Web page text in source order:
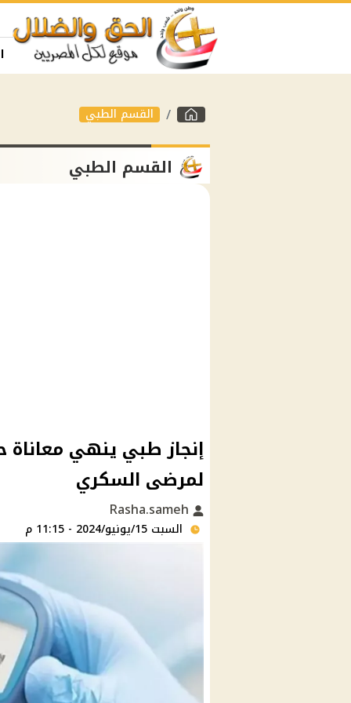
القسم الطبي
القسم الطبي
إنجاز طبي ينهي
لمرضى السكري
السبت 15/يونيو/2024 - 11:15 م